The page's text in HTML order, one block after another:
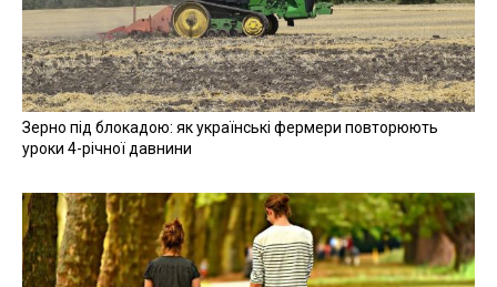
Зерно під блокадою: як українські фермери повторюють
уроки 4-річної давнини